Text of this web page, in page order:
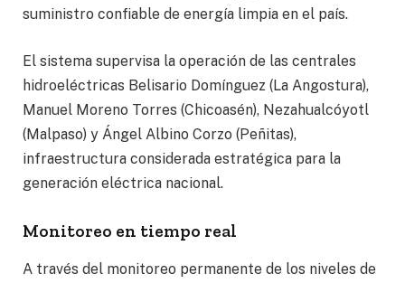
suministro confiable de energía limpia en el país.
El sistema supervisa la operación de las centrales
hidroeléctricas Belisario Domínguez (La Angostura),
Manuel Moreno Torres (Chicoasén), Nezahualcóyotl
(Malpaso) y Ángel Albino Corzo (Peñitas),
infraestructura considerada estratégica para la
generación eléctrica nacional.
Monitoreo en tiempo real
A través del monitoreo permanente de los niveles de